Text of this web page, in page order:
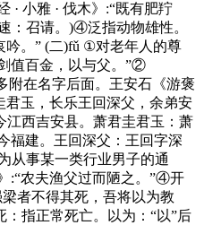
· 小雅 · 伐木》:“既有肥羜
：召请。)④泛指动物雄性。
吟。” (二)fǔ ①对老年人的尊
值百金，以与父。”②
附在名字后面。王安石《游褒
君玉，长乐王回深父，余弟安
江西吉安县。萧君圭君玉：萧
福建。王回深父：王回字深
从事某一类行业男子的通
:“农夫渔父过而陋之。”④开
者不得其死，吾将以为教
指正常死亡。以为：“以”后